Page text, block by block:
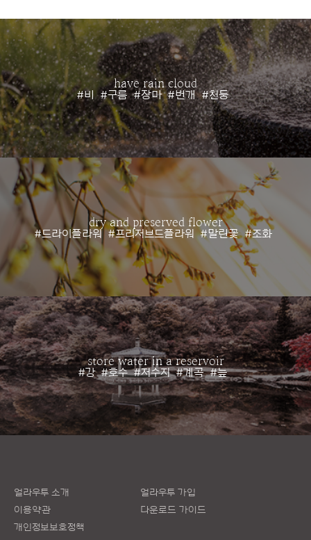
have rain cloud
#비 #구름 #장마 #번개 #천둥
dry and preserved flower
#드라이플라워 #프리저브드플라워 #말린꽃 #조화
store water in a reservoir
#강 #호수 #저수지 #계곡 #늪
얼라우투 소개
이용약관
개인정보보호정책
얼라우투 가입
다운로드 가이드